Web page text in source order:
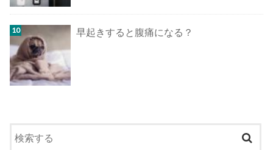
早起きすると腹痛になる？